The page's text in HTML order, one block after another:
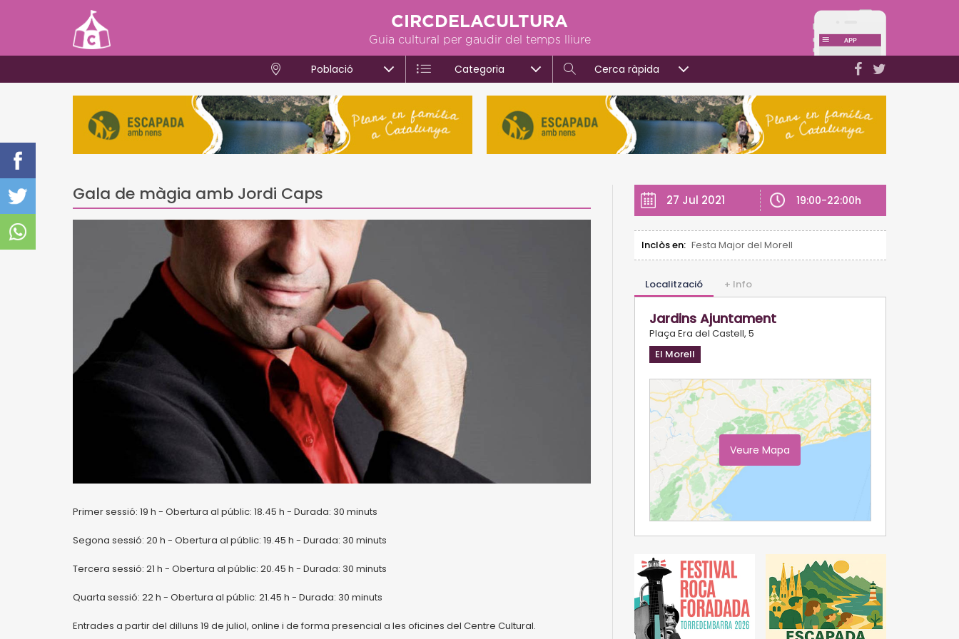
CIRCDELACULTURA
Guia cultural per gaudir del temps lliure
Població Categoria Cerca ràpida
Gala de màgia amb Jordi Caps
Primer sessió: 19 h - Obertura al públic: 18.45 h - Durada: 30 minuts
Segona sessió: 20 h - Obertura al públic: 19.45 h - Durada: 30 minuts
Tercera sessió: 21 h - Obertura al públic: 20.45 h - Durada: 30 minuts
Quarta sessió: 22 h - Obertura al públic: 21.45 h - Durada: 30 minuts
Entrades a partir del dilluns 19 de juliol, online i de forma presencial a les oficines del Centre Cultural.
27 Jul 2021 19:00-22:00h
Inclòs en: Festa Major del Morell
Localització + Info
Jardins Ajuntament
Plaça Era del Castell, 5
El Morell
Veure Mapa